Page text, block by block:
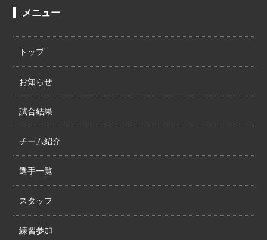
メニュー
トップ
お知らせ
試合結果
チーム紹介
選手一覧
スタッフ
練習参加